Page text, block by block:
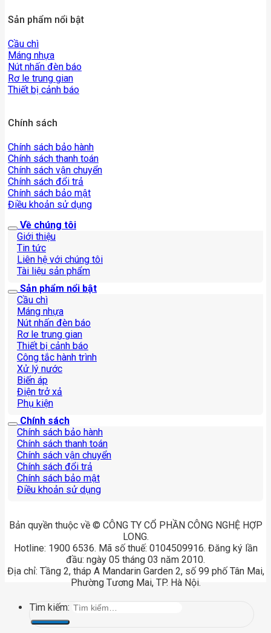
Sản phẩm nổi bật
Cầu chì
Máng nhựa
Nút nhấn đèn báo
Rơ le trung gian
Thiết bị cảnh báo
Chính sách
Chính sách bảo hành
Chính sách thanh toán
Chính sách vận chuyển
Chính sách đổi trả
Chính sách bảo mật
Điều khoản sử dụng
Về chúng tôi
Giới thiệu
Tin tức
Liên hệ với chúng tôi
Tài liệu sản phẩm
Sản phẩm nổi bật
Cầu chì
Máng nhựa
Nút nhấn đèn báo
Rơ le trung gian
Thiết bị cảnh báo
Công tắc hành trình
Xử lý nước
Biến áp
Điện trở xả
Phụ kiện
Chính sách
Chính sách bảo hành
Chính sách thanh toán
Chính sách vận chuyển
Chính sách đổi trả
Chính sách bảo mật
Điều khoản sử dụng
Bản quyền thuộc về © CÔNG TY CỔ PHẦN CÔNG NGHỆ HỢP
LONG.
Hotline: 1900 6536. Mã số thuế: 0104509916. Đăng ký lần
đầu: ngày 05 tháng 03 năm 2010.
Địa chỉ: Tầng 2, tháp A Mandarin Garden 2, số 99 phố Tân Mai,
Phường Tương Mai, TP. Hà Nội.
Tìm kiếm: